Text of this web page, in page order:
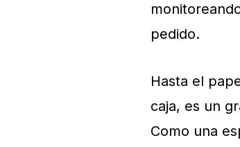
pedido.
Hasta el
caja, es un
Como una